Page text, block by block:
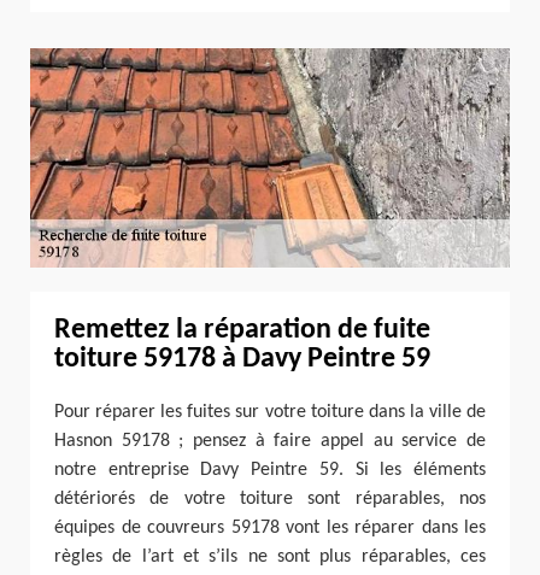
Remettez la réparation de fuite
toiture 59178 à Davy Peintre 59
Pour réparer les fuites sur votre toiture dans la ville de
Hasnon 59178 ; pensez à faire appel au service de
notre entreprise Davy Peintre 59. Si les éléments
détériorés de votre toiture sont réparables, nos
équipes de couvreurs 59178 vont les réparer dans les
règles de l’art et s’ils ne sont plus réparables, ces